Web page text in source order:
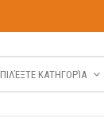
ΚΑΤΗΓΟΡΊΑ